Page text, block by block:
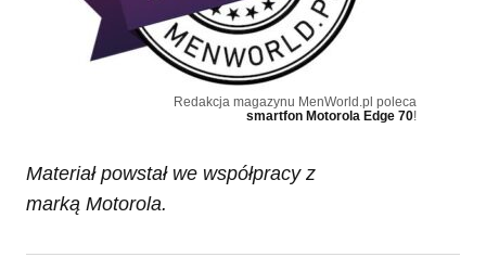
Redakcja magazynu MenWorld.pl poleca
smartfon Motorola Edge 70!
Materiał powstał we współpracy z
marką Motorola.